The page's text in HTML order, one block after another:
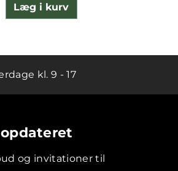
Læg i kurv
kl. 9 - 17
og invitationer til